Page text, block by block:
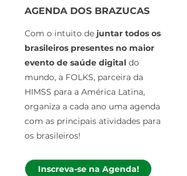
AGENDA DOS BRAZUCAS
Com o intuito de juntar todos os
brasileiros presentes no maior
evento de saúde digital do
mundo, a FOLKS, parceira da
HIMSS para a América Latina,
organiza a cada ano uma agenda
com as principais atividades para
os brasileiros!
Inscreva-se na Agenda!